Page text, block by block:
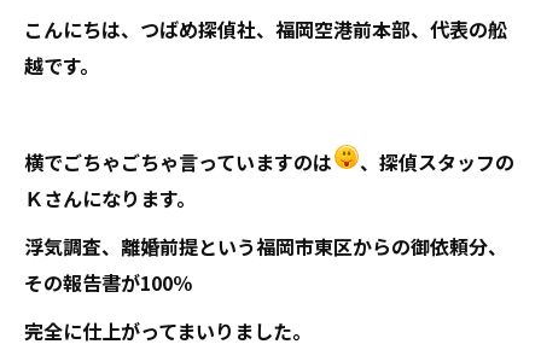
こんにちは、つばめ探偵社、福岡空港前本部、代表の舩
越です。
横でごちゃごちゃ言っていますのは
、探偵スタッフの
Ｋさんになります。
浮気調査、離婚前提という福岡市東区からの御依頼分、
その報告書が100％
完全に仕上がってまいりました。